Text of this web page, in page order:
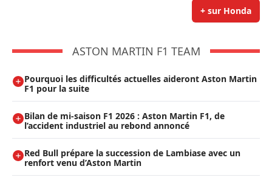
+ sur Honda
ASTON MARTIN F1 TEAM
Pourquoi les difficultés actuelles aideront Aston Martin
F1 pour la suite
Bilan de mi-saison F1 2026 : Aston Martin F1, de
l’accident industriel au rebond annoncé
Red Bull prépare la succession de Lambiase avec un
renfort venu d’Aston Martin